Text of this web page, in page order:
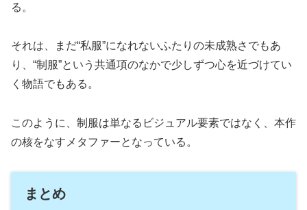
る。
それは、まだ“私服”になれないふたりの未成熟さでもあ
り、“制服”という共通項のなかで少しずつ心を近づけてい
く物語でもある。
このように、制服は単なるビジュアル要素ではなく、本作
の核をなすメタファーとなっている。
まとめ